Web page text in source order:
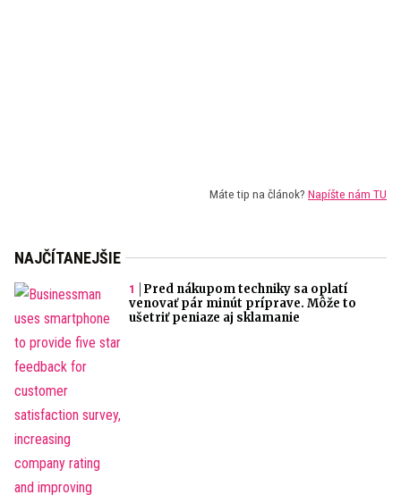
Máte tip na článok? Napíšte nám TU
NAJČÍTANEJŠIE
Pred nákupom techniky sa oplatí
venovať pár minút príprave. Môže to
ušetriť peniaze aj sklamanie